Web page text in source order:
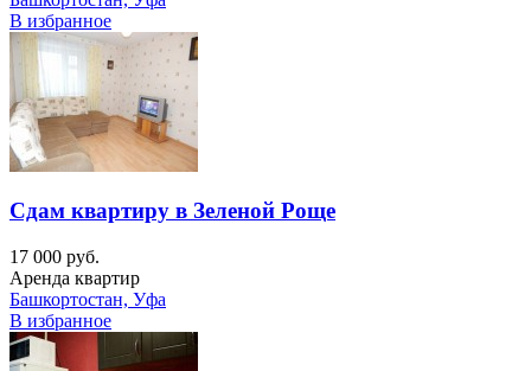
В избранное
Сдам квартиру в Зеленой Роще
17 000 руб.
Аренда квартир
Башкортостан, Уфа
В избранное